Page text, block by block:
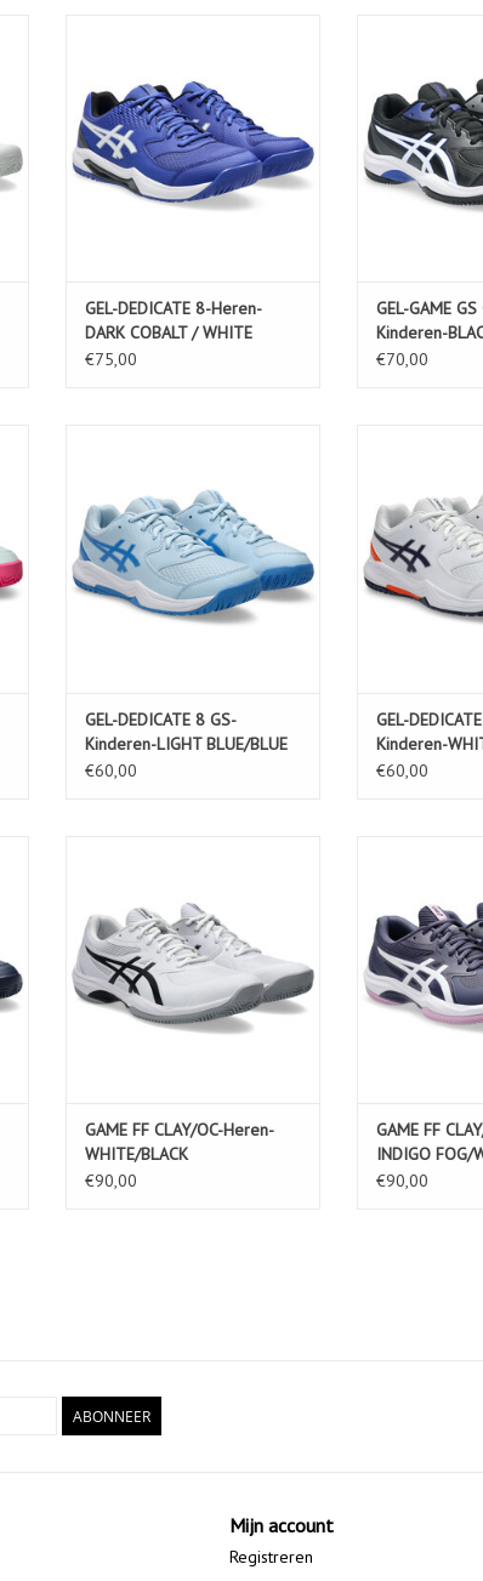
TOEVOEGEN AAN WINKELWAGEN
GEL-DEDICATE 8-Heren-
DARK COBALT / WHITE
€75,00
TOEVOEGEN
GEL-GAME
Kinderen-
€70,00
GEL-DEDICATE 8 GS-
Kinderen-LIGHT BLUE/BLUE
COAST
€60,00
TOEVOEGEN
GEL-
Kinderen-
FOG
€60,00
TOEVOEGEN AAN WINKELWAGEN
GAME FF CLAY/OC-Heren-
WHITE/BLACK
€90,00
TOEVOEGEN
GAME FF
INDIGO FOG/
€90,00
ABONNEER
Mijn account
Registreren